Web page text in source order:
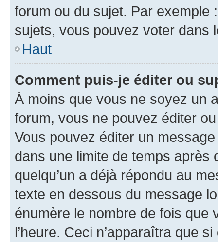
forum ou du sujet. Par exemple
sujets, vous pouvez voter dans
Haut
Comment puis-je éditer ou
À moins que vous ne soyez un
forum, vous ne pouvez éditer
Vous pouvez éditer un
dans une limite de temps après
quelqu’un a déjà répondu au
texte en dessous du message
énumère le nombre de fois que
l’heure. Ceci n’apparaîtra que